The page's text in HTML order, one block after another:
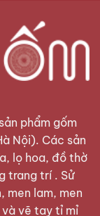
phẩm gốm
Nội). Các sản
lọ hoa, đồ thờ
trang trí . Sử
men lam, men
vẽ tay tỉ mỉ